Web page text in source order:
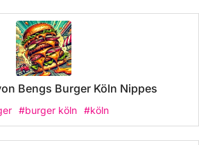
Bengs Burger Köln Nippes
#burger köln #köln